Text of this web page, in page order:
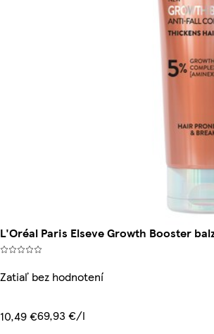
L'Oréal Paris Elseve Growth Booster
Zatiaľ bez hodnotení
10,49 €69,93 €/l